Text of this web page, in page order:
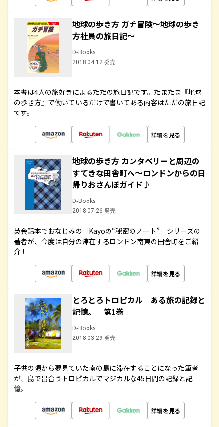
地球の歩き方 ガチ冒険～地球の歩き
方社員の旅日記～
D-Books
2018.04.12 発売
本書は4人の旅好きによるただの旅日記です。たまたま『地球
の歩き方』で働いているだけで書いてある内容はただの旅日記
です。
詳細を見る
地球の歩き方 カンタベリーと周辺の
すてきな田舎町へ～ロンドンからの日
帰りおさんぽガイド♪
D-Books
2018.07.26 発売
英会話本でおなじみの「Kayoの“秘密のノート”」シリーズの
著者が、今度は自分の滞在するロンドン南東の田舎町をご紹
介！
詳細を見る
とろとろトロピカル ある旅の記録と
記憶。 第1巻
D-Books
2018.03.29 発売
子供の頃から夢見ていた南の島に滞在することになった筆者
が、島で出合うトロピカルでマジカルな45日間の記録と記
憶。
詳細を見る